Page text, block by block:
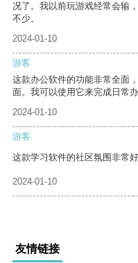
况了。我以前玩游戏经常会输
不少。
2024-01-10
游客
这款办公软件的功能非常全面
面。我可以使用它来完成日常
2024-01-10
游客
这款学习软件的社区氛围非常
2024-01-10
友情链接